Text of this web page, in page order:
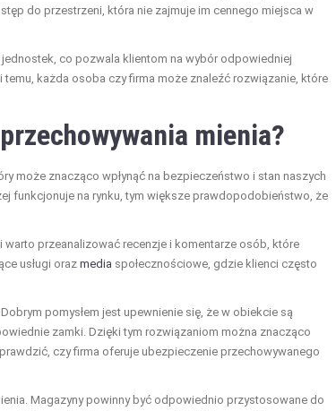
do przestrzeni, która nie zajmuje im cennego miejsca w
co pozwala klientom na wybór odpowiedniej
każda osoba czy firma może znaleźć rozwiązanie, które
mienia?
może znacząco wpłynąć na bezpieczeństwo i stan naszych
funkcjonuje na rynku, tym większe prawdopodobieństwo, że
warto przeanalizować recenzje i komentarze osób, które
usługi oraz media społecznościowe, gdzie klienci często
pomysłem jest upewnienie się, że w obiekcie są
zamki. Dzięki tym rozwiązaniom można znacząco
czy firma oferuje ubezpieczenie przechowywanego
Magazyny powinny być odpowiednio przystosowane do